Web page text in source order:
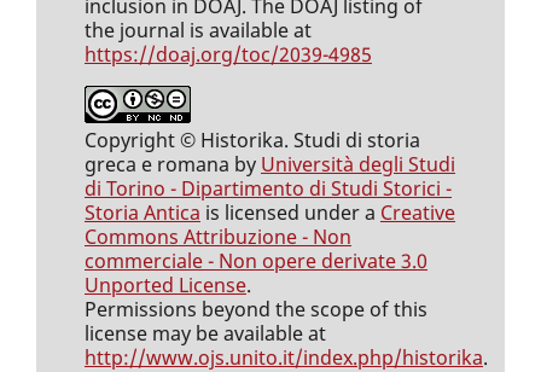
inclusion in DOAJ. The DOAJ listing of
the journal is available at
https://doaj.org/toc/2039-4985
Copyright © Historika. Studi di storia
greca e romana by Università degli Studi
di Torino - Dipartimento di Studi Storici -
Storia Antica is licensed under a Creative
Commons Attribuzione - Non
commerciale - Non opere derivate 3.0
Unported License.
Permissions beyond the scope of this
license may be available at
http://www.ojs.unito.it/index.php/historika.